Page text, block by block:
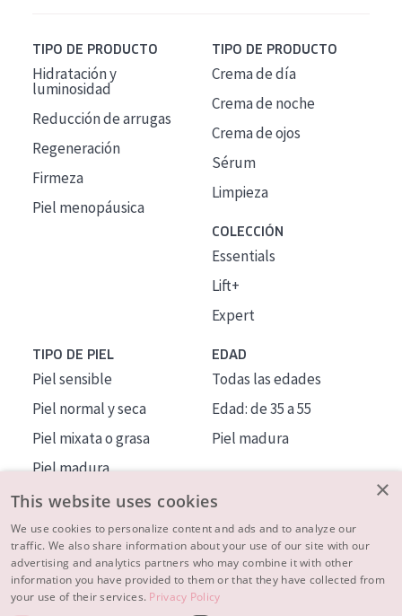
TIPO DE PRODUCTO
Hidratación y
luminosidad
Reducción de arrugas
Regeneración
Firmeza
Piel menopáusica
TIPO DE PRODUCTO
Crema de día
Crema de noche
Crema de ojos
Sérum
Limpieza
COLECCIÓN
Essentials
Lift+
Expert
TIPO DE PIEL
Piel sensible
Piel normal y seca
Piel mixata o grasa
Piel madura
Piel expuesta al sol
Piel menopáusica
EDAD
Todas las edades
Edad: de 35 a 55
Piel madura
MÁS SOBRE NOSOTROS
INSPIRACIÓN
×
This website uses cookies
We use cookies to personalize content and ads and to analyze our
traffic. We also share information about your use of our site with our
advertising and analytics partners who may combine it with other
information you have provided to them or that they have collected from
your use of their services. Privacy Policy